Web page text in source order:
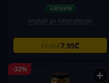
სოუსები და სანელებლები
11.95₾7.95₾
-32% +